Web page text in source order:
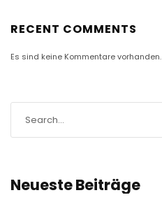
RECENT COMMENTS
Es sind keine Kommentare vorhanden.
Neueste Beiträge